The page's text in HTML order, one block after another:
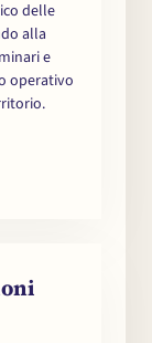
delle
alla
e
operativo